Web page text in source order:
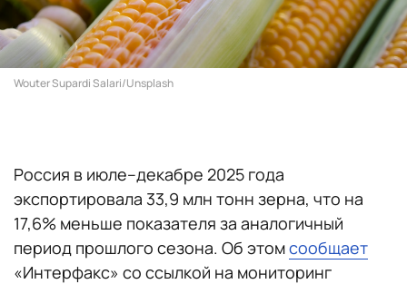
Wouter Supardi Salari/Unsplash
Россия в июле–декабре 2025 года
экспортировала 33,9 млн тонн зерна, что на
17,6% меньше показателя за аналогичный
период прошлого сезона. Об этомсообщает
«Интерфакс» со ссылкой на мониторинг